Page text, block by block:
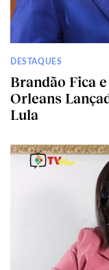
DESTAQUES
Brandão Fica
Orleans
Lula